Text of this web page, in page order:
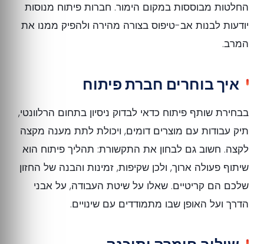
החלטות מבוססות במקום הימור. חברות פיתוח מנוסות
יודעות לבנות אב-טיפוס בצורה מהירה ולהפיק ממנו את
המרב.
איך בוחרים חברת פיתוח
בבחירת שותף פיתוח כדאי לבדוק ניסיון בתחום הרלוונטי,
תיק עבודות עם מוצרים דומים, ויכולת לתת מענה מקצה
לקצה. חשוב גם לבחון את התקשורת: תהליך פיתוח הוא
שיתוף פעולה ארוך, ולכן שקיפות, זמינות והבנה של החזון
שלכם הם קריטיים. שאלו על שיטת העבודה, על אבני
הדרך ועל האופן שבו מתמודדים עם שינויים.